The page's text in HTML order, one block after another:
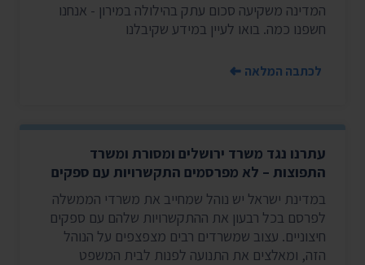
המדינה משקיעה סכום עתק בהילולה במירון - אנחנו
חשפנו כמה. בואו לעיין במידע שקיבלנו
לכתבה המלאה
עתרנו נגד משרד ירושלים ומסורת ומשרד
התפוצות – לא מפרסמים התקשרויות עם ספקים
במדינת ישראל יש נוהל שמחייב את משרדי הממשלה
לפרסם בכל רבעון את ההתקשרויות שלהם עם ספקים
חיצוניים. עצוב שמשרדים רבים מצפצפים על הנוהל
הזה, ומאלצים את התנועה לפנות לבית המשפט